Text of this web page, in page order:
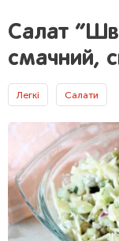
Салат
смачний,
Легкі Салати